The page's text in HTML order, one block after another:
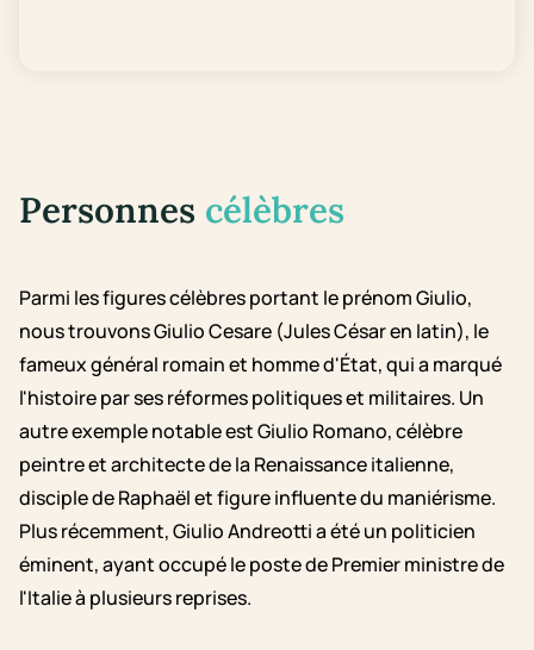
Personnes célèbres
Parmi les figures célèbres portant le prénom Giulio,
nous trouvons Giulio Cesare (Jules César en latin), le
fameux général romain et homme d'État, qui a marqué
l'histoire par ses réformes politiques et militaires. Un
autre exemple notable est Giulio Romano, célèbre
peintre et architecte de la Renaissance italienne,
disciple de Raphaël et figure influente du maniérisme.
Plus récemment, Giulio Andreotti a été un politicien
éminent, ayant occupé le poste de Premier ministre de
l'Italie à plusieurs reprises.